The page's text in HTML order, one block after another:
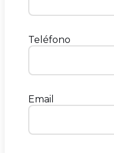
Teléfono
Email